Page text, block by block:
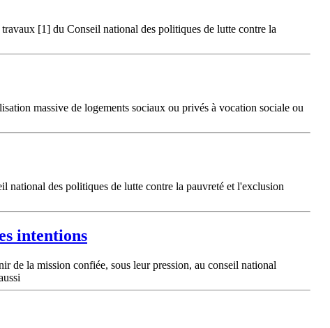
[1] du Conseil national des politiques de lutte contre la
massive de logements sociaux ou privés à vocation sociale ou
des politiques de lutte contre la pauvreté et l'exclusion
intentions
de la mission confiée, sous leur pression, au conseil national